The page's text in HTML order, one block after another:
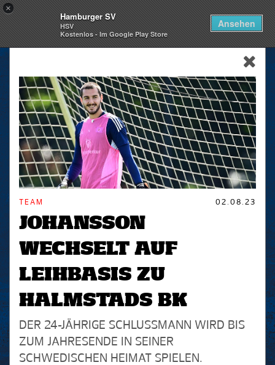
×
Hamburger SV
HSV
Kostenlos - Im Google Play Store
Ansehen
skip_navigation
TEAM 02.08.23
JOHANSSON
WECHSELT AUF
LEIHBASIS ZU
HALMSTADS BK
DER 24-JÄHRIGE SCHLUSSMANN WIRD BIS
ZUM JAHRESENDE IN SEINER
SCHWEDISCHEN HEIMAT SPIELEN.